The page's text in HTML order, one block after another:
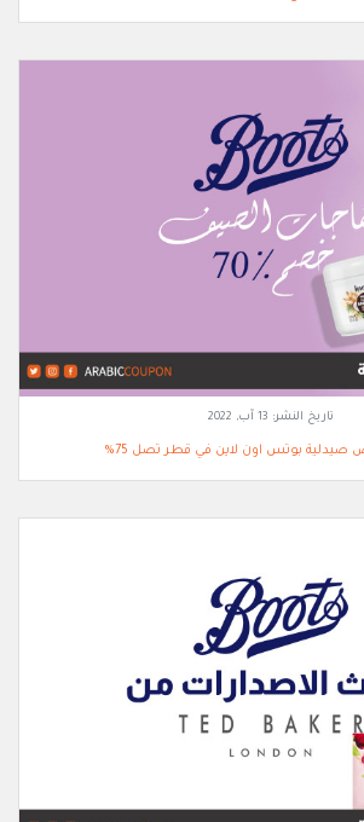
تاريخ النشر: 13 آب, 2022
صيدلية بوتس اون لاين في قطر تصل 75%